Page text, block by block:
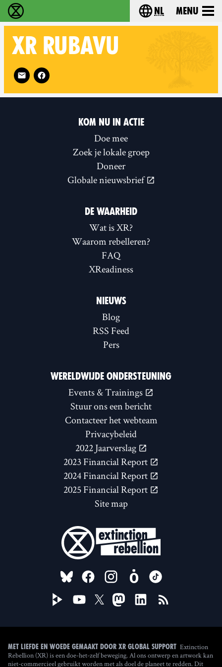
Extinction Rebellion - Home Choose your
nl Menu
XR RUBAVU
Follow XR Rubavu on
KOM NU IN ACTIE
Doe mee
Zoek je lokale groep
Doneer
Globale nieuwsbrief
DE WAARHEID
Wat is XR?
Waarom rebelleren?
FAQ
XReadiness
NIEUWS
Blog
RSS Feed
Pers
WERELDWIJDE ONDERSTEUNING
Events & Trainings
Stuur ons een bericht
Contacteer het webteam
Privacybeleid
2022 Jaarverslag
2023 Financial Report
2024 Financial Report
2025 Financial Report
Site map
FOLLOW US ON
Met liefde en woede gemaakt door XR Global Support Extinction
Rebellion (XR) is een doe-het-zelf beweging. Al ons ontwerp en artwork kan
niet-commercieel gebruikt worden met als doel de planeet te redden. Dit